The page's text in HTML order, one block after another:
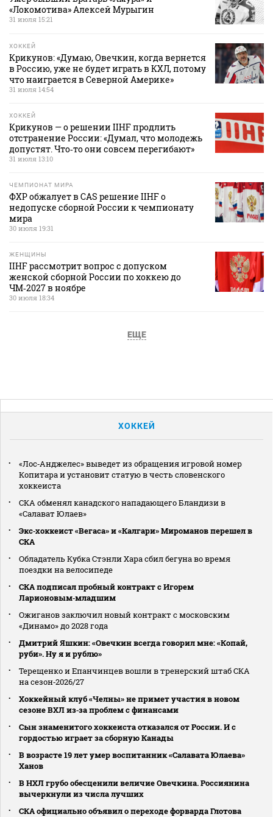
«Локомотива» Алексей Мурыгин
31 июля 15:21
ХОККЕЙ
Крикунов: «Думаю, Овечкин, когда вернется
в Россию, уже не будет играть в КХЛ, потому
что наиграется в Северной Америке»
31 июля 14:54
ХОККЕЙ
Крикунов — о решении IIHF продлить
отстранение России: «Думал, что молодежь
допустят. Что‑то они совсем перегибают»
31 июля 13:10
ЧЕМПИОНАТ МИРА
ФХР обжалует в CAS решение IIHF о
недопуске сборной России к чемпионату
мира
30 июля 19:31
ЖЕНЩИНЫ
IIHF рассмотрит вопрос с допуском
женской сборной России по хоккею до
ЧМ‑2027 в ноябре
30 июля 18:34
ЕЩЕ
ХОККЕЙ
«Лос‑Анджелес» выведет из обращения игровой номер
Копитара и установит статую в честь словенского
хоккеиста
СКА обменял канадского нападающего Бландизи в
«Салават Юлаев»
Экс‑хоккеист «Вегаса» и «Калгари» Мироманов перешел в
СКА
Обладатель Кубка Стэнли Хара сбил бегуна во время
поездки на велосипеде
СКА подписал пробный контракт с Игорем
Ларионовым‑младшим
Ожиганов заключил новый контракт с московским
«Динамо» до 2028 года
Дмитрий Яшкин: «Овечкин всегда говорил мне: «Копай,
руби». Ну я и рублю»
Терещенко и Епанчинцев вошли в тренерский штаб СКА
на сезон‑2026/27
Хоккейный клуб «Челны» не примет участия в новом
сезоне ВХЛ из‑за проблем с финансами
Сын знаменитого хоккеиста отказался от России. И с
гордостью играет за сборную Канады
В возрасте 19 лет умер воспитанник «Салавата Юлаева»
Ханов
В НХЛ грубо обесценили величие Овечкина. Россиянина
вычеркнули из числа лучших
СКА официально объявил о переходе форварда Глотова